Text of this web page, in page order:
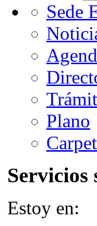
Sede
Plano
Servicios
Estoy en: